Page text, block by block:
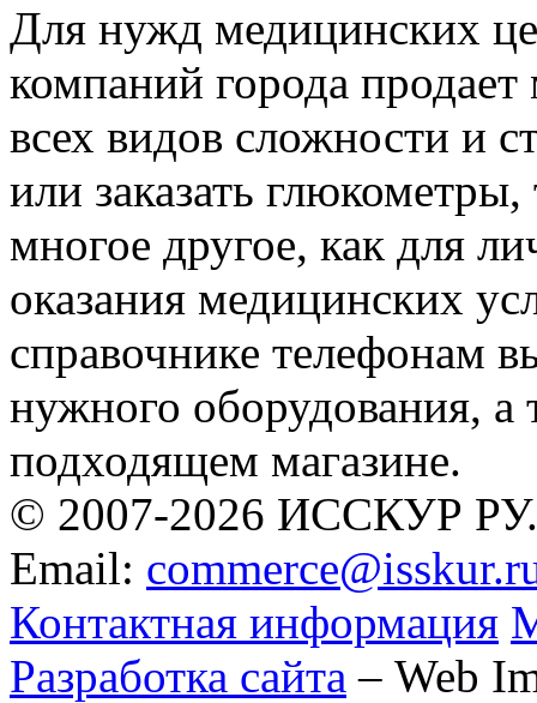
Для нужд медицинских
компаний города
всех видов сложности и
или заказать
многое другое, как для
оказания медицинских
справочнике телефонам
нужного оборудования, а
подходящем магазине.
© 2007-2026 ИССКУР РУ.
Email:
Контактная информация
Разработка сайта – Web